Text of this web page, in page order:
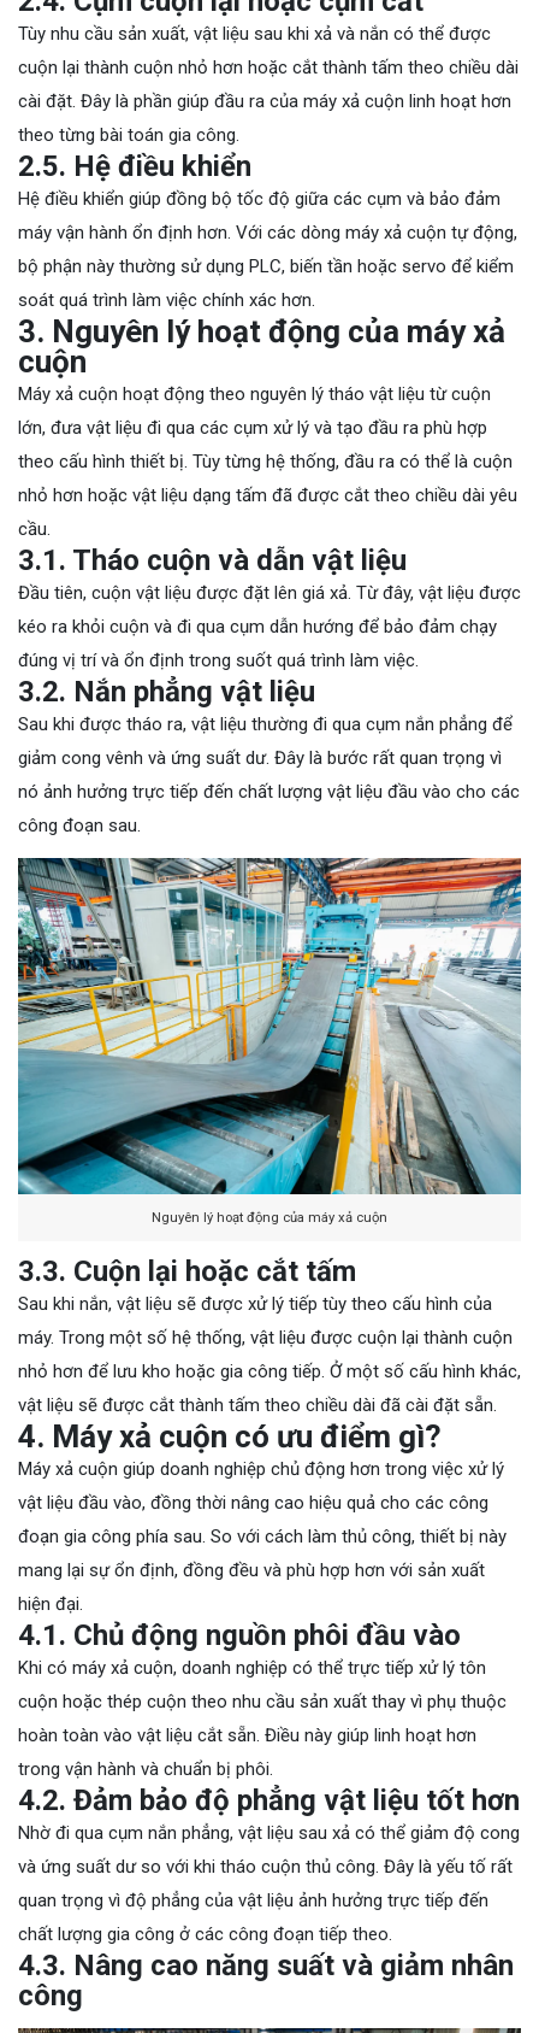
Tùy nhu cầu sản xuất, vật liệu sau khi xả và nắn có thể được
cuộn lại thành cuộn nhỏ hơn hoặc cắt thành tấm theo chiều dài
cài đặt. Đây là phần giúp đầu ra của máy xả cuộn linh hoạt hơn
theo từng bài toán gia công.
2.5. Hệ điều khiển
Hệ điều khiển giúp đồng bộ tốc độ giữa các cụm và bảo đảm
máy vận hành ổn định hơn. Với các dòng máy xả cuộn tự động,
bộ phận này thường sử dụng PLC, biến tần hoặc servo để kiểm
soát quá trình làm việc chính xác hơn.
3. Nguyên lý hoạt động của máy xả
cuộn
Máy xả cuộn hoạt động theo nguyên lý tháo vật liệu từ cuộn
lớn, đưa vật liệu đi qua các cụm xử lý và tạo đầu ra phù hợp
theo cấu hình thiết bị. Tùy từng hệ thống, đầu ra có thể là cuộn
nhỏ hơn hoặc vật liệu dạng tấm đã được cắt theo chiều dài yêu
cầu.
3.1. Tháo cuộn và dẫn vật liệu
Đầu tiên, cuộn vật liệu được đặt lên giá xả. Từ đây, vật liệu được
kéo ra khỏi cuộn và đi qua cụm dẫn hướng để bảo đảm chạy
đúng vị trí và ổn định trong suốt quá trình làm việc.
3.2. Nắn phẳng vật liệu
Sau khi được tháo ra, vật liệu thường đi qua cụm nắn phẳng để
giảm cong vênh và ứng suất dư. Đây là bước rất quan trọng vì
nó ảnh hưởng trực tiếp đến chất lượng vật liệu đầu vào cho các
công đoạn sau.
Nguyên lý hoạt động của máy xả cuộn
3.3. Cuộn lại hoặc cắt tấm
Sau khi nắn, vật liệu sẽ được xử lý tiếp tùy theo cấu hình của
máy. Trong một số hệ thống, vật liệu được cuộn lại thành cuộn
nhỏ hơn để lưu kho hoặc gia công tiếp. Ở một số cấu hình khác,
vật liệu sẽ được cắt thành tấm theo chiều dài đã cài đặt sẵn.
4. Máy xả cuộn có ưu điểm gì?
Máy xả cuộn giúp doanh nghiệp chủ động hơn trong việc xử lý
vật liệu đầu vào, đồng thời nâng cao hiệu quả cho các công
đoạn gia công phía sau. So với cách làm thủ công, thiết bị này
mang lại sự ổn định, đồng đều và phù hợp hơn với sản xuất
hiện đại.
4.1. Chủ động nguồn phôi đầu vào
Khi có máy xả cuộn, doanh nghiệp có thể trực tiếp xử lý tôn
cuộn hoặc thép cuộn theo nhu cầu sản xuất thay vì phụ thuộc
hoàn toàn vào vật liệu cắt sẵn. Điều này giúp linh hoạt hơn
trong vận hành và chuẩn bị phôi.
4.2. Đảm bảo độ phẳng vật liệu tốt hơn
Nhờ đi qua cụm nắn phẳng, vật liệu sau xả có thể giảm độ cong
và ứng suất dư so với khi tháo cuộn thủ công. Đây là yếu tố rất
quan trọng vì độ phẳng của vật liệu ảnh hưởng trực tiếp đến
chất lượng gia công ở các công đoạn tiếp theo.
4.3. Nâng cao năng suất và giảm nhân
công